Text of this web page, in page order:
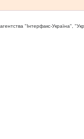
"Iнтерфакс-Україна",